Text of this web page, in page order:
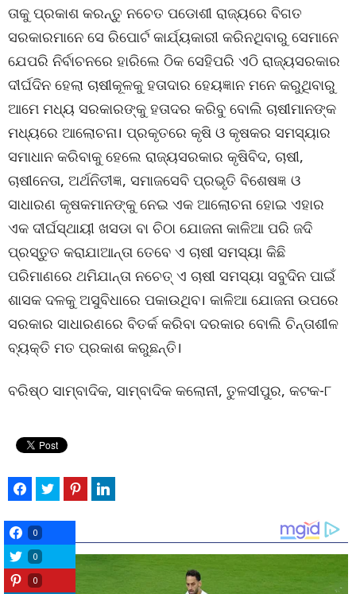
ତାକୁ ପ୍ରକାଶ କରନ୍ତୁ ନଚେତ ପଡୋଶୀ ରାଜ୍ୟରେ ବିଗତ
ସରକାରମାନେ ସେ ରିପୋର୍ଟ କାର୍ଯ୍ୟକାରୀ କରିନଥିବାରୁ ସେମାନେ
ଯେପରି ନିର୍ବାଚନରେ ହାରିଲେ ଠିକ ସେହିପରି ଏଠି ରାଜ୍ୟସରକାର
ଦୀର୍ଘଦିନ ହେଲା ଚାଷୀକୂଳକୁ ହତାଦାର ହେୟଜ୍ଞାନ ମନେ କରୁଥିବାରୁ
ଆମେ ମଧ୍ୟ ସରକାରଙ୍କୁ ହତାଦର କରିବୁ ବୋଲି ଚାଷୀମାନଙ୍କ
ମଧ୍ୟରେ ଆଲୋଚନା। ପ୍ରକୃତରେ କୃଷି ଓ କୃଷକର ସମସ୍ୟାର
ସମାଧାନ କରିବାକୁ ହେଲେ ରାଜ୍ୟସରକାର କୃଷିବିଦ, ଚାଷୀ,
ଚାଷୀନେତା, ଅର୍ଥନିତୀଜ୍ଞ, ସମାଜସେବି ପ୍ରଭୃତି ବିଶେଷଜ୍ଞ ଓ
ସାଧାରଣ କୃଷକମାନଙ୍କୁ ନେଇ ଏକ ଆଲୋଚନା ହୋଇ ଏହାର
ଏକ ଦୀର୍ଘସ୍ଥାୟୀ ଖସଡା ବା ଚିଠା ଯୋଜନା କାଳିଆ ପରି ଜଦି
ପ୍ରସ୍ତୁତ କରାଯାଆନ୍ତା ତେବେ ଏ ଚାଷୀ ସମସ୍ୟା କିଛି
ପରିମାଣରେ ଥମିଯାନ୍ତା ନଚେତ୍ ଏ ଚାଷୀ ସମସ୍ୟା ସବୁଦିନ ପାଇଁ
ଶାସକ ଦଳକୁ ଅସୁବିଧାରେ ପକାଉଥିବ। କାଳିଆ ଯୋଜନା ଉପରେ
ସରକାର ସାଧାରଣରେ ବିତର୍କ କରିବା ଦରକାର ବୋଲି ଚିନ୍ତାଶୀଳ
ବ୍ୟକ୍ତି ମତ ପ୍ରକାଶ କରୁଛନ୍ତି।
ବରିଷ୍ଠ ସାମ୍ବାଦିକ, ସାମ୍ବାଦିକ କଲୋନୀ, ତୁଳସୀପୁର, କଟକ-୮
0
0
0